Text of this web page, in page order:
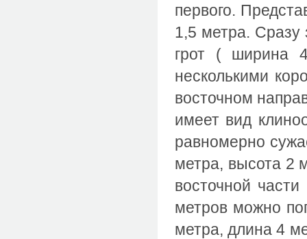
первого.
1,5 метра. Сразу
грот ( ширина
несколькими
восточном
имеет вид
равномерно
метра, высота 2
восточной
метров можно
метра, длина 4